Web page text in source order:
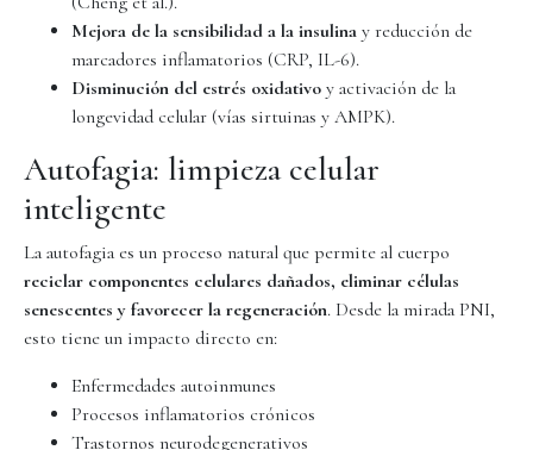
Mejora de la sensibilidad a la insulina y reducción de
marcadores inflamatorios (CRP, IL-6).
Disminución del estrés oxidativo y activación de la
longevidad celular (vías sirtuinas y AMPK).
Autofagia: limpieza celular
inteligente
La autofagia es un proceso natural que permite al cuerpo
reciclar componentes celulares dañados, eliminar células
senescentes y favorecer la regeneración. Desde la mirada PNI,
esto tiene un impacto directo en:
Enfermedades autoinmunes
Procesos inflamatorios crónicos
Trastornos neurodegenerativos